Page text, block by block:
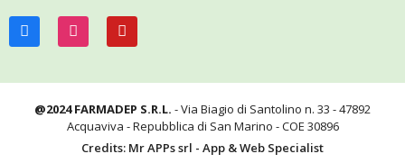
@2024 FARMADEP S.R.L. - Via Biagio di Santolino n. 33 - 47892
Acquaviva - Repubblica di San Marino - COE 30896
Credits: Mr APPs srl - App & Web Specialist